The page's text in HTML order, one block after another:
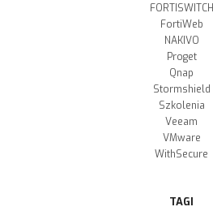
FORTISWITCH
FortiWeb
NAKIVO
Proget
Qnap
Stormshield
Szkolenia
Veeam
VMware
WithSecure
TAGI